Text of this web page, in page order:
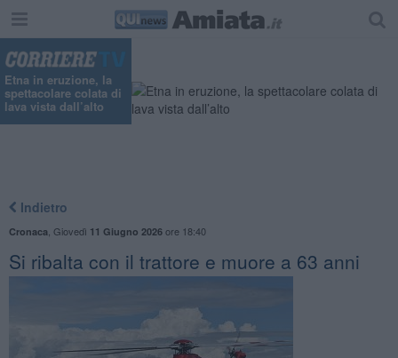
Etna in eruzione, la
spettacolare colata di
lava vista dall’alto
Indietro
Cronaca Giovedì 11 Giugno 2026ore 18:40
Si ribalta con il trattore e muore a 63 anni